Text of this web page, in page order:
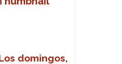
domingos,